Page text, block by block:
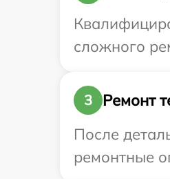
сложного
3
Ремонт
После
ремонтные